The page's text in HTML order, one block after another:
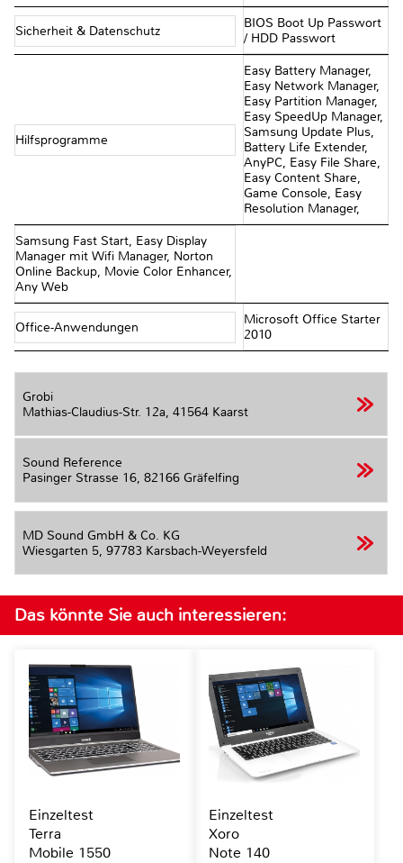
Sicherheit & Datenschutz
BIOS Boot Up Passwort
/ HDD Passwort
Hilfsprogramme
Easy Battery Manager,
Easy Network Manager,
Easy Partition Manager,
Easy SpeedUp Manager,
Samsung Update Plus,
Battery Life Extender,
AnyPC, Easy File Share,
Easy Content Share,
Game Console, Easy
Resolution Manager,
Samsung Fast Start, Easy Display
Manager mit Wifi Manager, Norton
Online Backup, Movie Color Enhancer,
Any Web
Office-Anwendungen
Microsoft Office Starter
2010
Grobi
Mathias-Claudius-Str. 12a, 41564 Kaarst
Sound Reference
Pasinger Strasse 16, 82166 Gräfelfing
MD Sound GmbH & Co. KG
Wiesgarten 5, 97783 Karsbach-Weyersfeld
Das könnte Sie auch interessieren:
Einzeltest
Terra
Mobile 1550
Einzeltest
Xoro
Note 140